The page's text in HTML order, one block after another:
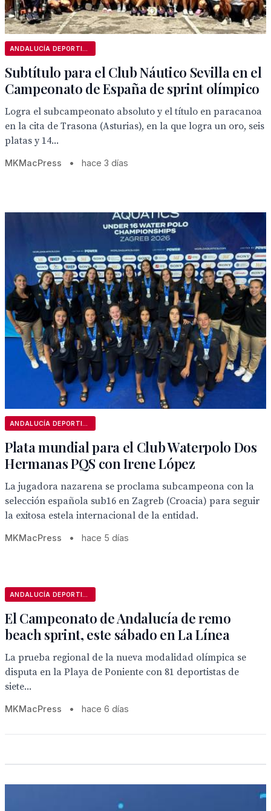
Subtítulo para el Club Náutico Sevilla en el
Campeonato de España de sprint olímpico
Logra el subcampeonato absoluto y el título en paracanoa
en la cita de Trasona (Asturias), en la que logra un oro, seis
platas y 14...
MKMacPress • hace 3 días
Plata mundial para el Club Waterpolo Dos
Hermanas PQS con Irene López
La jugadora nazarena se proclama subcampeona con la
selección española sub16 en Zagreb (Croacia) para seguir
la exitosa estela internacional de la entidad.
MKMacPress • hace 5 días
El Campeonato de Andalucía de remo
beach sprint, este sábado en La Línea
La prueba regional de la nueva modalidad olímpica se
disputa en la Playa de Poniente con 81 deportistas de
siete...
MKMacPress • hace 6 días